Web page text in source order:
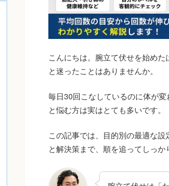
こんにちは。腕立て伏せを始め
と迷ったことはありませんか。
毎日30回こなしているのに体が変
と悩む方は実はとても多いです。
この記事では、目的別の最適な
と解決策まで、順を追ってしっか